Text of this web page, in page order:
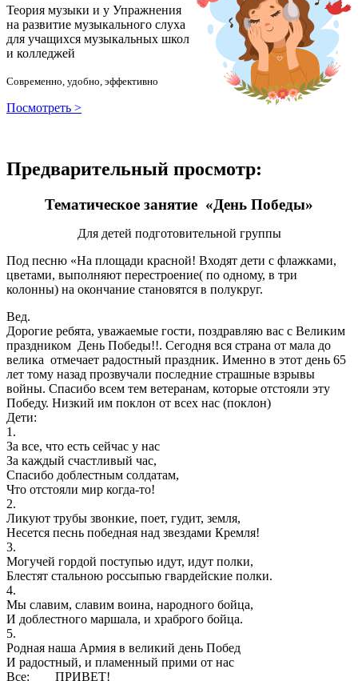
Теория музыки и у Упражнения
на развитие музыкального слуха
для учащихся музыкальных школ
и колледжей
Современно, удобно, эффективно
Посмотреть >
Предварительный просмотр:
Тематическое занятие «День Победы»
Для детей подготовительной группы
Под песню «На площади красной! Входят дети с флажками,
цветами, выполняют перестроение( по одному, в три
колонны) на окончание становятся в полукруг.
Вед.
Дорогие ребята, уважаемые гости, поздравляю вас с Великим
праздником День Победы!!. Сегодня вся страна от мала до
велика отмечает радостный праздник. Именно в этот день 65
лет тому назад прозвучали последние страшные взрывы
войны. Спасибо всем тем ветеранам, которые отстояли эту
Победу. Низкий им поклон от всех нас (поклон)
Дети:
1.
За все, что есть сейчас у нас
За каждый счастливый час,
Спасибо доблестным солдатам,
Что отстояли мир когда-то!
2.
Ликуют трубы звонкие, поет, гудит, земля,
Несется песнь победная над звездами Кремля!
3.
Могучей гордой поступью идут, идут полки,
Блестят стальною россыпью гвардейские полки.
4.
Мы славим, славим воина, народного бойца,
И доблестного маршала, и храброго бойца.
5.
Родная наша Армия в великий день Побед
И радостный, и пламенный прими от нас
Все: ПРИВЕТ!